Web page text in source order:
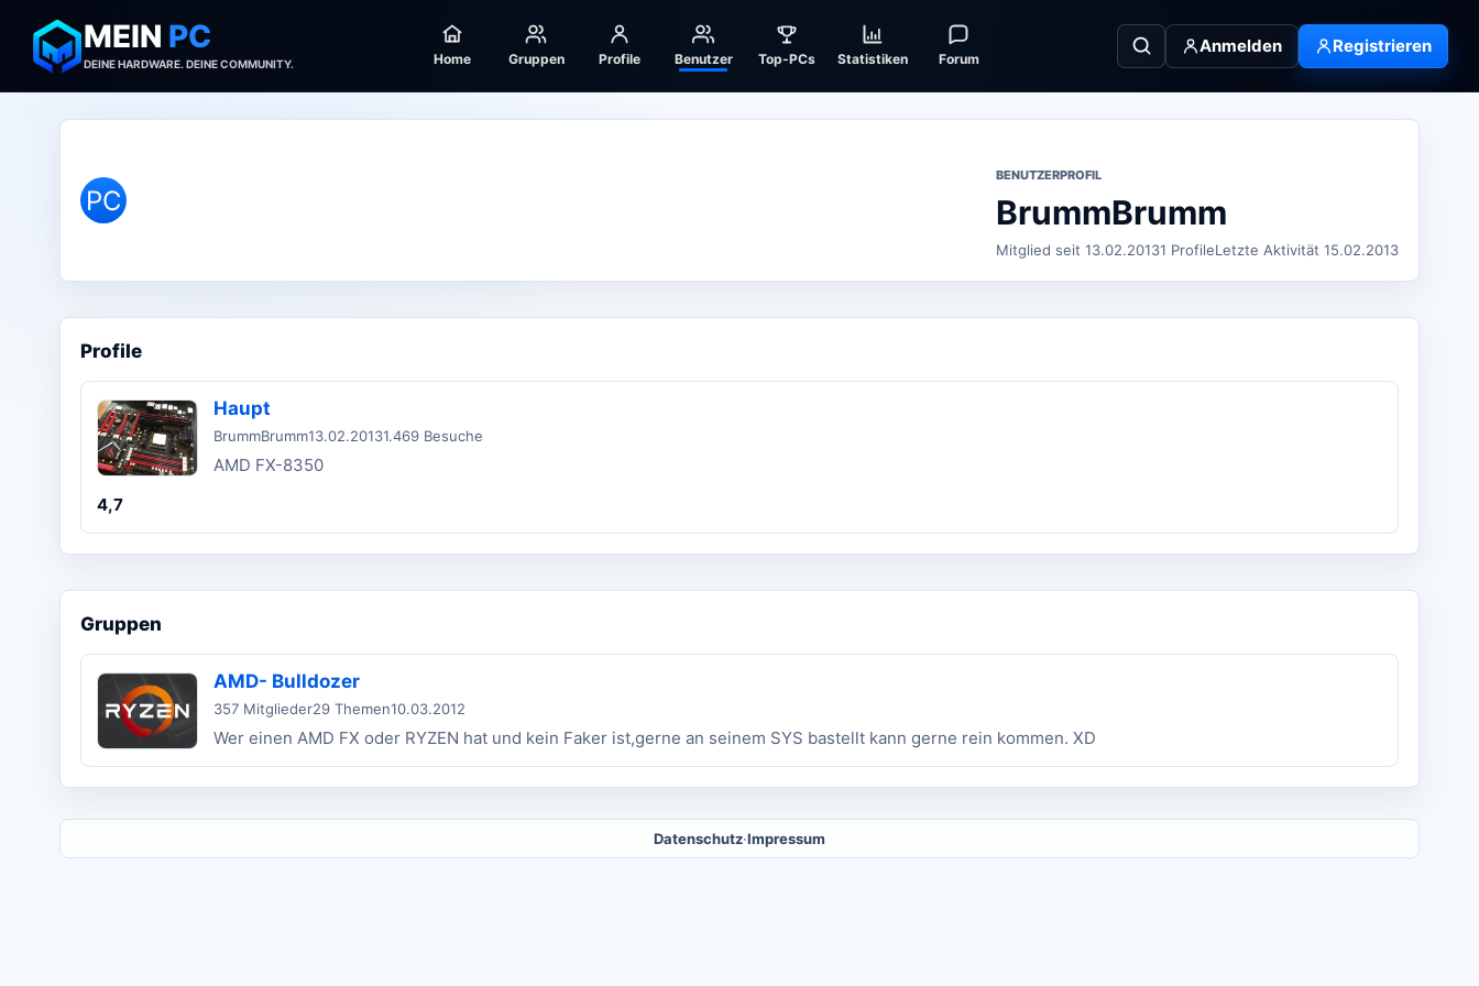
MEIN PC
DEINE HARDWARE. DEINE COMMUNITY. Home Gruppen Profile Benutzer Top-PCs Statistiken Forum
Anmelden Registrieren
PC
BENUTZERPROFIL
BrummBrumm
Mitglied seit 13.02.20131 ProfileLetzte Aktivität 15.02.2013
Profile
Haupt
BrummBrumm13.02.20131.469 Besuche
AMD FX-8350
4,7
Gruppen
AMD- Bulldozer
357 Mitglieder29 Themen10.03.2012
Wer einen AMD FX oder RYZEN hat und kein Faker ist,gerne an seinem SYS bastellt kann gerne rein kommen. XD
Datenschutz·Impressum